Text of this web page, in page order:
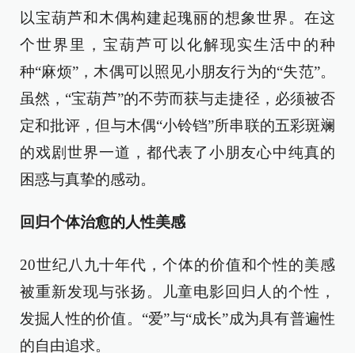
以宝葫芦和木偶构建起瑰丽的想象世界。在这
个世界里，宝葫芦可以化解现实生活中的种
种“麻烦”，木偶可以照见小朋友行为的“失范”。
虽然，“宝葫芦”的不劳而获与走捷径，必须被否
定和批评，但与木偶“小铃铛”所串联的五彩斑斓
的戏剧世界一道，都代表了小朋友心中纯真的
困惑与真挚的感动。
回归个体治愈的人性美感
20世纪八九十年代，个体的价值和个性的美感
被重新发现与张扬。儿童电影回归人的个性，
发掘人性的价值。“爱”与“成长”成为具有普遍性
的自由追求。